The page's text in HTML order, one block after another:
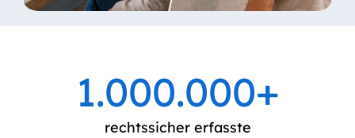
1.000.000+
rechtssicher erfasste